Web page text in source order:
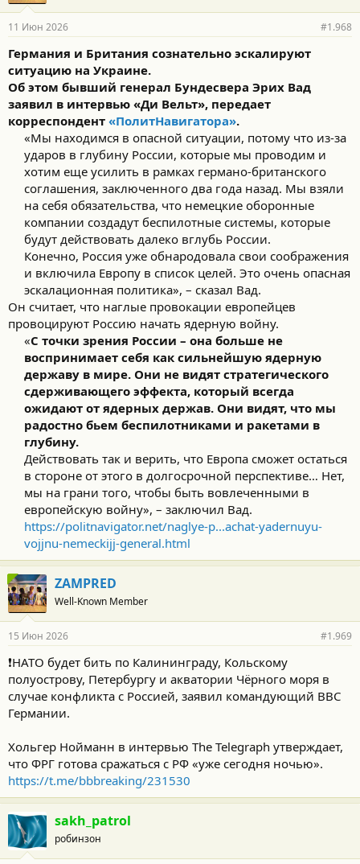
11 Июн 2026 #1.968
Германия и Британия сознательно эскалируют
ситуацию на Украине.
Об этом бывший генерал Бундесвера Эрих Вад
заявил в интервью «Ди Вельт», передает
корреспондент «ПолитНавигатора».
«Мы находимся в опасной ситуации, потому что из-за
ударов в глубину России, которые мы проводим и
хотим еще усилить в рамках германо-британского
соглашения, заключенного два года назад. Мы взяли
на себя обязательства, что немецкие оборонные
компании создадут беспилотные системы, которые
будут действовать далеко вглубь России.
Конечно, Россия уже обнародовала свои соображения
и включила Европу в список целей. Это очень опасная
эскалационная политика», – сказал Вад.​
Он считает, что наглые провокации европейцев
провоцируют Россию начать ядерную войну.
«С точки зрения России – она больше не
воспринимает себя как сильнейшую ядерную
державу в мире. Они не видят стратегического
сдерживающего эффекта, который всегда
ожидают от ядерных держав. Они видят, что мы
радостно бьем беспилотниками и ракетами в
глубину.
Действовать так и верить, что Европа сможет остаться
в стороне от этого в долгосрочной перспективе… Нет,
мы на грани того, чтобы быть вовлеченными в
европейскую войну», – заключил Вад.
https://politnavigator.net/naglye-p...achat-yadernuyu-
vojjnu-nemeckijj-general.html
ZAMPRED
Well-Known Member
15 Июн 2026 #1.969
❗️НАТО будет бить по Калининграду, Кольскому
полуострову, Петербургу и акватории Чёрного моря в
случае конфликта с Россией, заявил командующий ВВС
Германии.
Хольгер Нойманн в интервью The Telegraph утверждает,
что ФРГ готова сражаться с РФ «уже сегодня ночью».
https://t.me/bbbreaking/231530
sakh_patrol
робинзон